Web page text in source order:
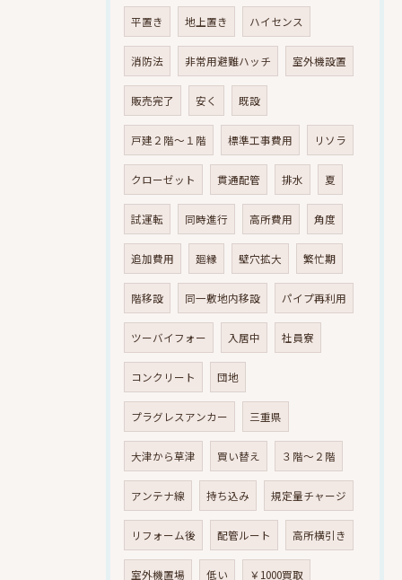
平置き 地上置き ハイセンス
消防法 非常用避難ハッチ 室外機設置
販売完了 安く 既設
戸建２階～１階 標準工事費用 リソラ
クローゼット 貫通配管 排水 夏
試運転 同時進行 高所費用 角度
追加費用 廻縁 壁穴拡大 繁忙期
階移設 同一敷地内移設 パイプ再利用
ツーバイフォー 入居中 社員寮
コンクリート 団地
プラグレスアンカー 三重県
大津から草津 買い替え ３階～２階
アンテナ線 持ち込み 規定量チャージ
リフォーム後 配管ルート 高所横引き
室外機置場 低い ￥1000買取